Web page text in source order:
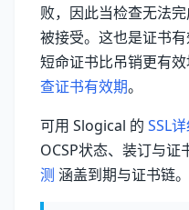
败，因此当检查无法
被接受。这也是证书有
短命证书比吊销更有
查证书有效期。
可用 Slogical 的 SSL
OCSP状态、装订与证
测 涵盖到期与证书链。